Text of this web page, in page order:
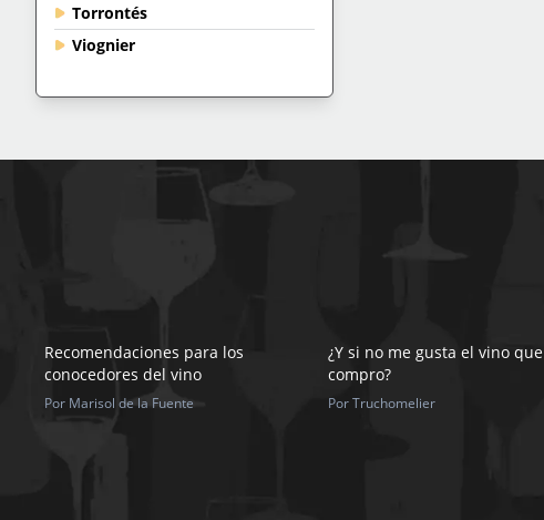
Torrontés
Viognier
Recomendaciones para los
conocedores del vino
Por Marisol de la Fuente
¿Y si no me gusta el vino que
compro?
Por Truchomelier